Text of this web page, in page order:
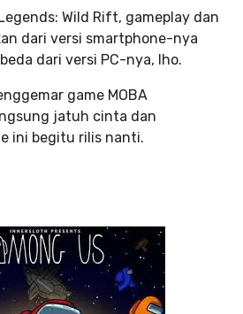
Wild Rift, gameplay dan
dari versi smartphone-nya
dari versi PC-nya, lho.
game MOBA
jatuh cinta dan
ini begitu rilis nanti.